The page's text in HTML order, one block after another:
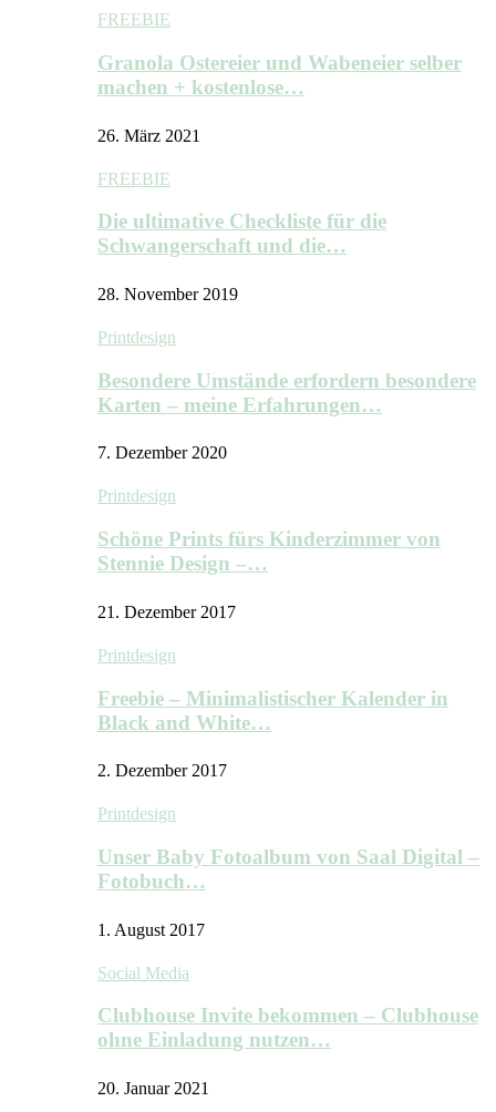
FREEBIE
Granola Ostereier und Wabeneier selber
machen + kostenlose…
26. März 2021
FREEBIE
Die ultimative Checkliste für die
Schwangerschaft und die…
28. November 2019
Printdesign
Besondere Umstände erfordern besondere
Karten – meine Erfahrungen…
7. Dezember 2020
Printdesign
Schöne Prints fürs Kinderzimmer von
Stennie Design –…
21. Dezember 2017
Printdesign
Freebie – Minimalistischer Kalender in
Black and White…
2. Dezember 2017
Printdesign
Unser Baby Fotoalbum von Saal Digital –
Fotobuch…
1. August 2017
Social Media
Clubhouse Invite bekommen – Clubhouse
ohne Einladung nutzen…
20. Januar 2021